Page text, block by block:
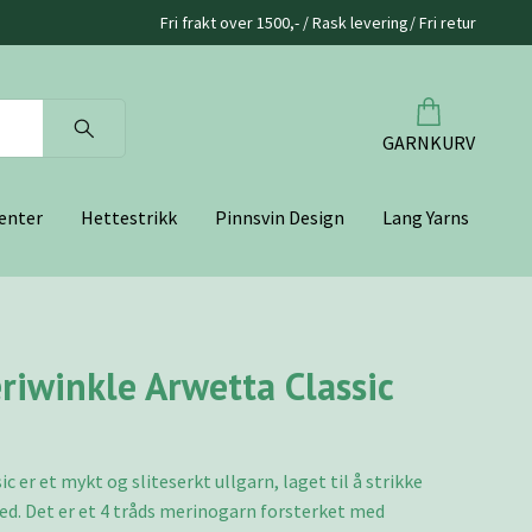
Fri frakt over 1500,- / Rask levering/ Fri retur
GARNKURV
Hettestrikk Pinnsvin Design
Lang Yarns
Arwetta Classic
er et mykt og sliteserkt ullgarn, laget til å strikke
Det er et 4 tråds merinogarn forsterket med